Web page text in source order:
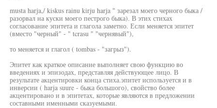
musta harja,/ kiskus rainu kirju harja " зарезал моего черного быка /
разорвал на куски моего пестрого быка). В этих стихах
согласование эпитета и глагола заметно. Если меняется эпитет
(вместо "черный" - " tcrasu " "чернявый"),
то меняется и глагол ( tombas - "загрыз").
Эпитет как краткое описание выполняет свою функцию во
введениях и эпизодах, представляя действующее лицо. В
результате акцентировки конца стиха.эпитет используется и в
инверсии ( harja suure - быка большого), свойство более
акцентировано и в эпитетах, которые являются в предложении
составными именными сказуемыми.